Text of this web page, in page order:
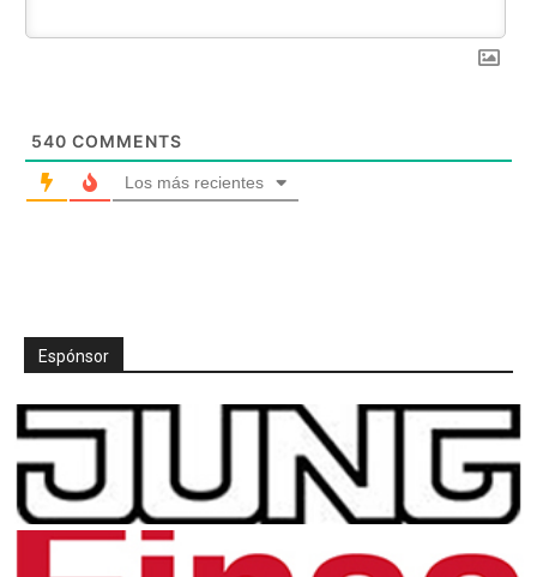
540 COMMENTS
Los más recientes
Espónsor